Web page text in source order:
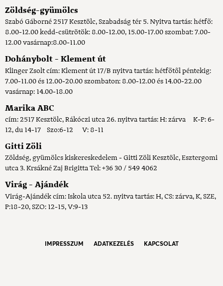
Zöldség-gyümölcs
Szabó Gáborné 2517 Kesztölc, Szabadság tér 5. Nyitva tartás: hétfő:
8.00-12.00 kedd-csütrötök: 8.00-12.00, 15.00-17.00 szombat: 7.00-
12.00 vasárnap:8.00-11.00
Dohánybolt - Klement út
Klinger Zsolt cím: Klement út 17/B nyitva tartás: hétfőtől péntekig:
7.00-11.00 és 12.00-20.00 szombaton: 8.00-12.00 és 14.00-22.00
vasárnap: 14.00-18.00
Marika ABC
cím: 2517 Kesztölc, Rákóczi utca 26. nyitva tartás: H: zárva K-P: 6-
12, du 14-17 Szo:6-12 V: 8-11
Gitti Zöli
Zöldség, gyümölcs kiskereskedelem - Gitti Zöli Kesztölc, Esztergomi
utca 3. Krsákné Zaj Brigitta Tel: +36 30 / 549 4062
Virág - Ajándék
Virág-Ajándék cím: Iskola utca 52. nyitva tartás: H, CS: zárva, K, SZE,
P:18-20, SZO: 12-15, V:9-13
IMPRESSZUM ADATKEZELÉS KAPCSOLAT